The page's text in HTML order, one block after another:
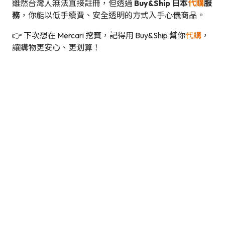
雖然台灣人無法直接註冊，但透過 Buy&Ship 日本代購服
務 ，你能以低手續費、安全透明的方式入手心儀商品。
👉 下次想在 Mercari 挖寶，記得用 Buy&Ship 幫你代購 ，
讓購物更安心、更划算！